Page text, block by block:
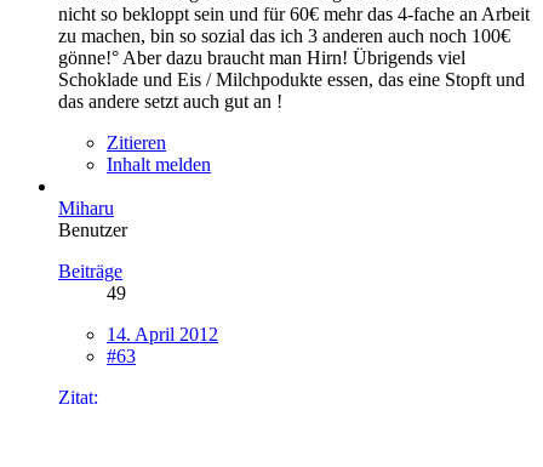
nicht so bekloppt sein und für 60€ mehr das 4-fache an Arbeit
zu machen, bin so sozial das ich 3 anderen auch noch 100€
gönne!° Aber dazu braucht man Hirn! Übrigends viel
Schoklade und Eis / Milchpodukte essen, das eine Stopft und
das andere setzt auch gut an !
Zitieren
Inhalt melden
Miharu
Benutzer
Beiträge
49
14. April 2012
#63
Zitat: